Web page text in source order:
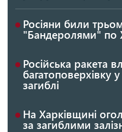
Росіяни били
"Бандеролями" по
Російська ракета
багатоповерхівку
загиблі
На Харківщині
за загиблими